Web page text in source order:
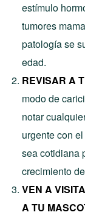
estímulo
tumores
patología se
edad.
REVISAR A
modo de
notar
urgente con
sea cotidiana
crecimiento
VEN A
A TU